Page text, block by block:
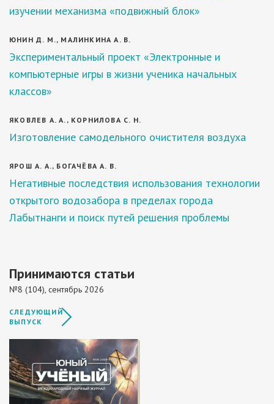
изучении механизма «подвижный блок»
ЮНИН Д. М., МАЛИНКИНА А. В.
Экспериментальный проект «Электронные и
компьютерные игры в жизни ученика начальных
классов»
ЯКОВЛЕВ А. А., КОРНИЛОВА С. Н.
Изготовление самодельного очистителя воздуха
ЯРОШ А. А., БОГАЧЁВА А. В.
Негативные последствия использования технологии
открытого водозабора в пределах города
Лабытнанги и поиск путей решения проблемы
Принимаются статьи
№8 (104), сентябрь 2026
СЛЕДУЮЩИЙ
ВЫПУСК